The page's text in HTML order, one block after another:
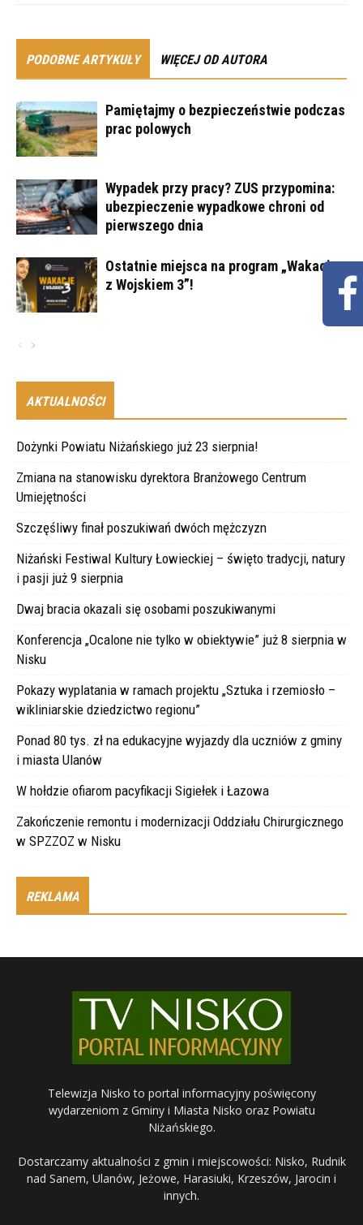
PODOBNE ARTYKUŁY WIĘCEJ OD AUTORA
Pamiętajmy o bezpieczeństwie podczas
prac polowych
Wypadek przy pracy? ZUS przypomina:
ubezpieczenie wypadkowe chroni od
pierwszego dnia
Ostatnie miejsca na program „Wakacje
z Wojskiem 3”!
AKTUALNOŚCI
Dożynki Powiatu Niżańskiego już 23 sierpnia!
Zmiana na stanowisku dyrektora Branżowego Centrum
Umiejętności
Szczęśliwy finał poszukiwań dwóch mężczyzn
Niżański Festiwal Kultury Łowieckiej – święto tradycji, natury
i pasji już 9 sierpnia
Dwaj bracia okazali się osobami poszukiwanymi
Konferencja „Ocalone nie tylko w obiektywie” już 8 sierpnia w
Nisku
Pokazy wyplatania w ramach projektu „Sztuka i rzemiosło –
wikliniarskie dziedzictwo regionu”
Ponad 80 tys. zł na edukacyjne wyjazdy dla uczniów z gminy
i miasta Ulanów
W hołdzie ofiarom pacyfikacji Sigiełek i Łazowa
Zakończenie remontu i modernizacji Oddziału Chirurgicznego
w SPZZOZ w Nisku
REKLAMA
Telewizja Nisko to portal informacyjny poświęcony
wydarzeniom z Gminy i Miasta Nisko oraz Powiatu
Niżańskiego.
Dostarczamy aktualności z gmin i miejscowości: Nisko, Rudnik
nad Sanem, Ulanów, Jeżowe, Harasiuki, Krzeszów, Jarocin i
innych.